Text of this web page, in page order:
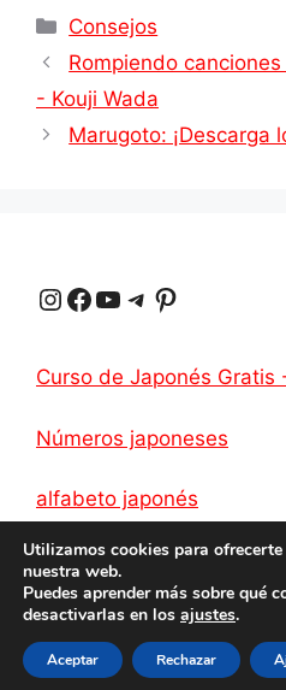
a
t
s
l
e
g
t
e
e
b
Categorías
Consejos
Rompiendo
- Kouji Wada
Marugoto: ¡Descarga
Instagram Facebook YouTube Telegrama Pinterest
Curso de Japonés Gratis
Números japoneses
alfabeto japonés
2026 Cómo
Utilizamos cookies para
nuestra web.
Puedes aprender más sobre qué
desactivarlas en los ajustes.
Aceptar Rechazar